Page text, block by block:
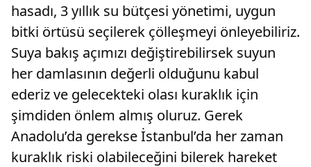
hasadı, 3 yıllık su bütçesi yönetimi, uygun
bitki örtüsü seçilerek çölleşmeyi önleyebiliriz.
Suya bakış açımızı değiştirebilirsek suyun
her damlasının değerli olduğunu kabul
ederiz ve gelecekteki olası kuraklık için
şimdiden önlem almış oluruz. Gerek
Anadolu’da gerekse İstanbul’da her zaman
kuraklık riski olabileceğini bilerek hareket